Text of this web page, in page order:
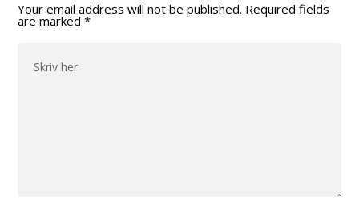
Your email address will not be published. Required fields
are marked*